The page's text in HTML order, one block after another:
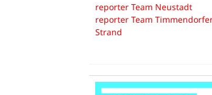
reporter Team Neustadt
reporter Team
Strand